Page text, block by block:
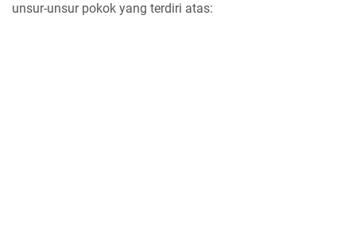
unsur-unsur pokok yang terdiri atas: